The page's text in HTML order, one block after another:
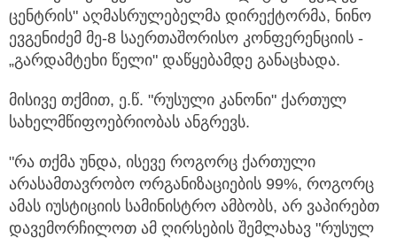
ცენტრის" აღმასრულებელმა დირექტორმა, ნინო
ევგენიძემ მე-8 საერთაშორისო კონფერენციის -
„გარდამტეხი წელი" დაწყებამდე განაცხადა.
მისივე თქმით, ე.წ. "რუსული კანონი" ქართულ
სახელმწიფოებრიობას ანგრევს.
"რა თქმა უნდა, ისევე როგორც ქართული
არასამთავრობო ორგანიზაციების 99%, როგორც
ამას იუსტიციის სამინისტრო ამბობს, არ ვაპირებთ
დავემორჩილოთ ამ ღირსების შემლახავ "რუსულ